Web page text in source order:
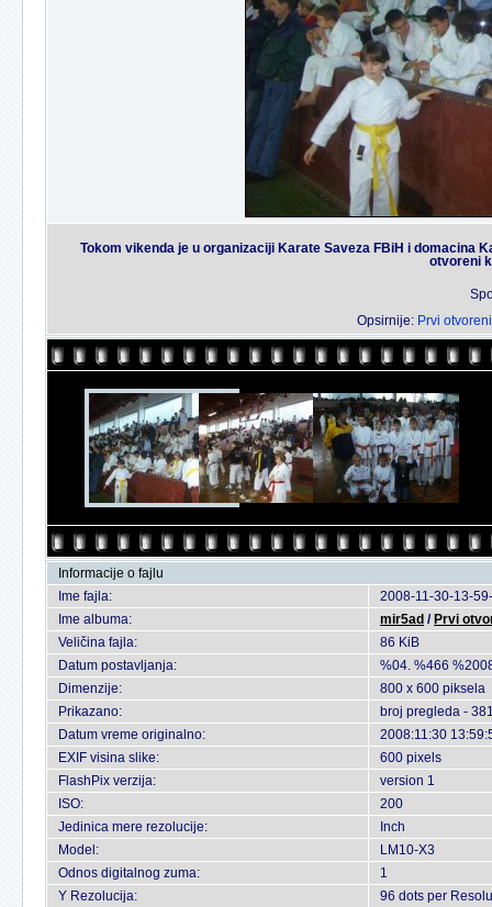
Tokom vikenda je u organizaciji Karate Saveza FBiH i domacina
otvoreni
Opsirnije: Prvi
Informacije o fajlu
Ime fajla:
2008-11-30-13-
Ime albuma:
mir5ad / Prvi
Veličina fajla:
86 KiB
Datum postavljanja:
%04. %466
Dimenzije:
800 x 600 piksela
Prikazano:
broj pregleda -
Datum vreme originalno:
2008:11:30
EXIF visina slike:
600 pixels
FlashPix verzija:
version 1
ISO:
200
Jedinica mere rezolucije:
Inch
Model:
LM10-X3
Odnos digitalnog zuma:
1
Y Rezolucija:
96 dots per